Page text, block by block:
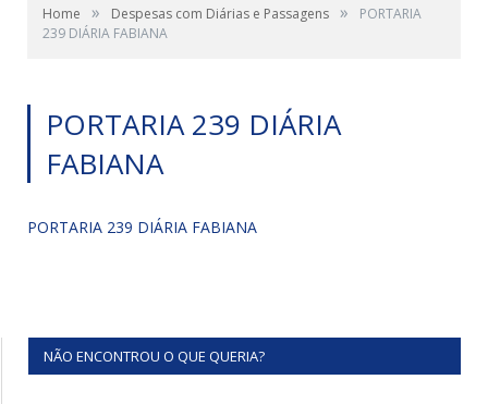
Home » Despesas com Diárias e Passagens »
PORTARIA
239 DIÁRIA FABIANA
PORTARIA 239 DIÁRIA
FABIANA
PORTARIA 239 DIÁRIA FABIANA
NÃO ENCONTROU O QUE QUERIA?